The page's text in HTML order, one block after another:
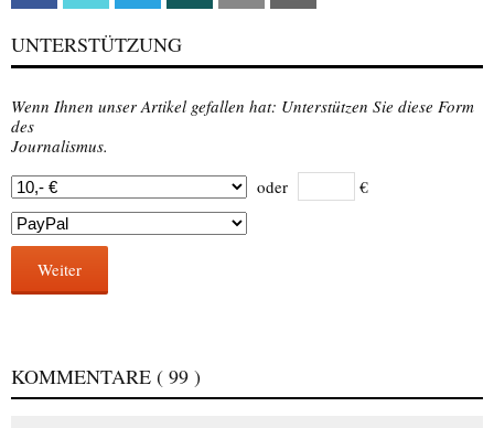
UNTERSTÜTZUNG
Wenn Ihnen unser Artikel gefallen hat: Unterstützen Sie diese Form
des
Journalismus.
oder
€
Weiter
KOMMENTARE ( 99 )